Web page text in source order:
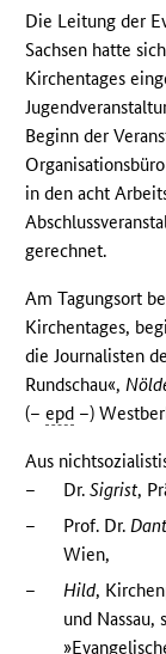
Die Leitung der
Sachsen hatte
Kirchentages
Beginn der
in den acht
gerechnet.
Am Tagungsort
Kirchentages,
die Journalisten
Rundschau«,
(–epd –)
Aus
–
Dr.Sigrist,
–
Prof. Dr.
Wien,
–
Hild,
und Nassau,